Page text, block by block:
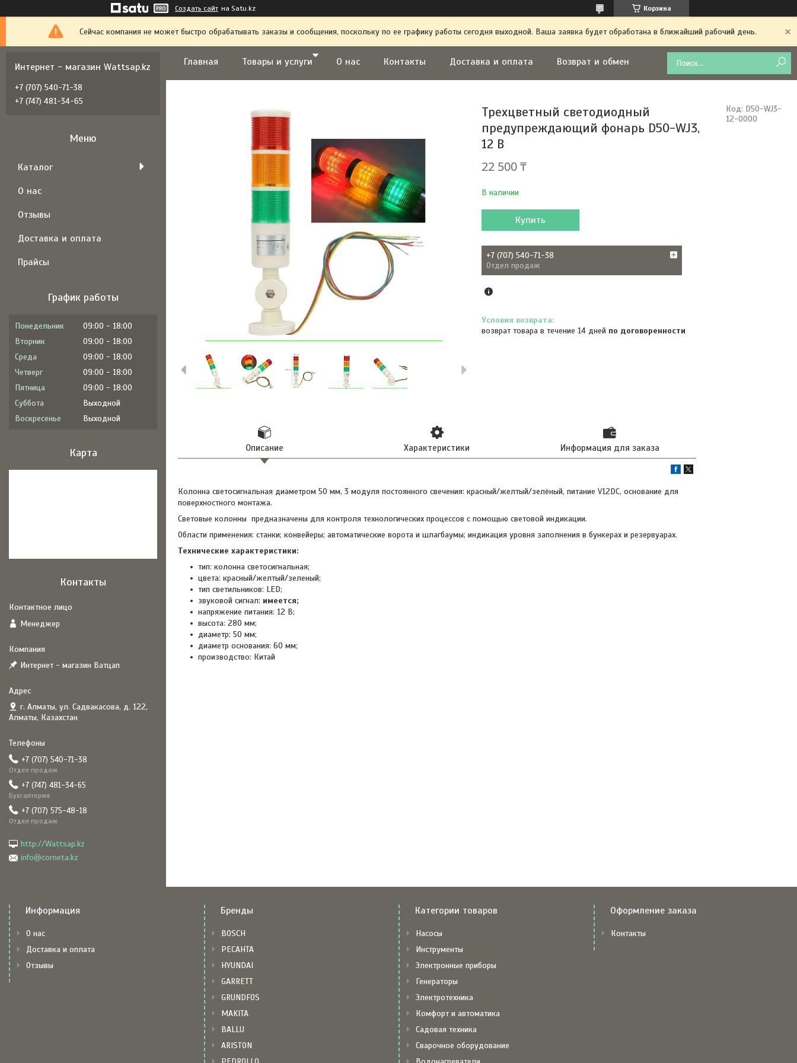
Создать сайт на Satu.kz Корзина
Сейчас компания не может быстро обрабатывать заказы и сообщения, поскольку по ее графику работы сегодня выходной. Ваша заявка будет обработана в ближайший рабочий день.
Главная Товары и услуги О нас Контакты Доставка и оплата Возврат и обмен
Трехцветный светодиодный
предупреждающий фонарь D50-WJ3,
12 В
22 500 ₸
В наличии
Код: D50-WJ3-
12-0000
Купить
+7 (707) 540-71-38
Отдел продаж
возврат товара в течение 14 дней по договоренности
Описание Характеристики Информация для заказа
Колонна светосигнальная диаметром 50 мм, 3 модуля постоянного свечения: красный/желтый/зелёный, питание V12DC, основание для
поверхностного монтажа.
Световые колонны предназначены для контроля технологических процессов с помощью световой индикации.
Области применения: станки; конвейеры; автоматические ворота и шлагбаумы; индикация уровня заполнения в бункерах и резервуарах.
Технические характеристики:
тип: колонна светосигнальная;
цвета: красный/желтый/зеленый;
тип светильников: LED;
звуковой сигнал: имеется;
напряжение питания: 12 В;
высота: 280 мм;
диаметр: 50 мм;
диаметр основания: 60 мм;
производство: Китай
Интернет - магазин Wattsap.kz
+7 (707) 540-71-38
+7 (747) 481-34-65
Каталог
О нас
Отзывы
Доставка и оплата
Прайсы
График работы
Понедельник 09:00
18:00
Вторник
09:00
18:00
Среда
09:00
18:00
Четверг
09:00
18:00
Пятница
09:00
18:00
Суббота
Выходной
Воскресенье
Выходной
Карта
Контакты
Менеджер
Интернет - магазин Ватцап
г. Алматы, ул. Садвакасова, д. 122,
Алматы, Казахстан
+7 (707) 540-71-38
Отдел продаж
+7 (747) 481-34-65
Бухгалтерия
+7 (707) 575-48-18
Отдел продаж
http://Wattsap.kz
info@corneta.kz
Информация
О нас
Доставка и оплата
Отзывы
Бренды
BOSCH
РЕСАНТА
HYUNDAI
GARRETT
GRUNDFOS
MAKITA
BALLU
ARISTON
Категории товаров
Насосы
Инструменты
Электронные приборы
Генераторы
Электротехника
Комфорт и автоматика
Садовая техника
Сварочное оборудование
Оформление заказа
Контакты